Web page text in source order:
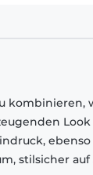
kombinieren,
stilsicher auf